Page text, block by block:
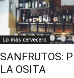
Lo más cervecero
SANFRUTOS:
LA OSITA